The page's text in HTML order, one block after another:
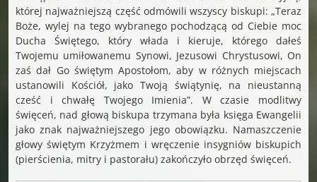
której najważniejszą część odmówili wszyscy biskupi: „Teraz
Boże, wylej na tego wybranego pochodzącą od Ciebie moc
Ducha Świętego, który włada i kieruje, którego dałeś
Twojemu umiłowanemu Synowi, Jezusowi Chrystusowi, On
zaś dał Go świętym Apostołom, aby w różnych miejscach
ustanowili Kościół, jako Twoją świątynię, na nieustanną
cześć i chwałę Twojego Imienia”. W czasie modlitwy
święceń, nad głową biskupa trzymana była księga Ewangelii
jako znak najważniejszego jego obowiązku. Namaszczenie
głowy świętym Krzyżmem i wręczenie insygniów biskupich
(pierścienia, mitry i pastorału) zakończyło obrzęd święceń.